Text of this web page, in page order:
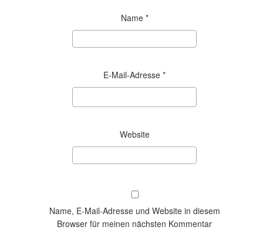
Name *
E-Mail-Adresse *
Website
Name, E-Mail-Adresse und Website in diesem
Browser für meinen nächsten Kommentar